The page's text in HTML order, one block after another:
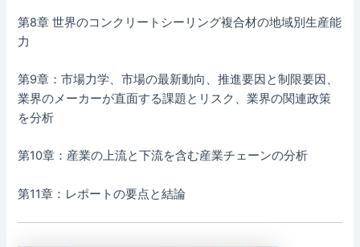
第8章 世界のコンクリートシーリング複合材の地域別生産能
力
第9章：市場力学、市場の最新動向、推進要因と制限要因、
業界のメーカーが直面する課題とリスク、業界の関連政策
を分析
第10章：産業の上流と下流を含む産業チェーンの分析
第11章：レポートの要点と結論